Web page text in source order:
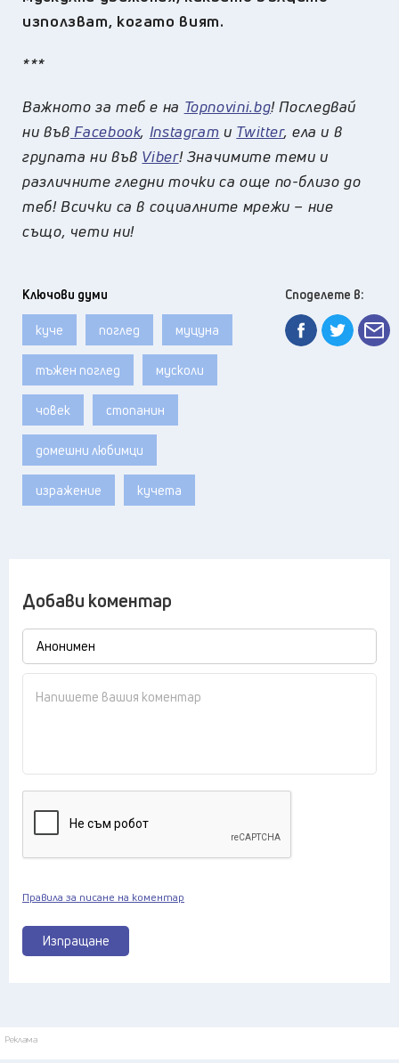
използват, когато вият.
***
Важното за теб е на Topnovini.bg! Последвай
ни във Facebook, Instagram и Twitter, ела и в
групата ни във Viber! Значимите теми и
различните гледни точки са още по-близо до
теб! Всички са в социалните мрежи – ние
също, чети ни!
Ключови думи
куче поглед муцуна
тъжен поглед мусколи
човек стопанин
домешни любимци
изражение кучета
Споделете в:
Добави коментар
Изпращане
Правила за писане на коментар
Реклама